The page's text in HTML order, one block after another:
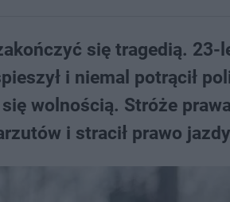
się tragedią. 23-
i niemal potrącił
wolnością. Stróże
i stracił prawo